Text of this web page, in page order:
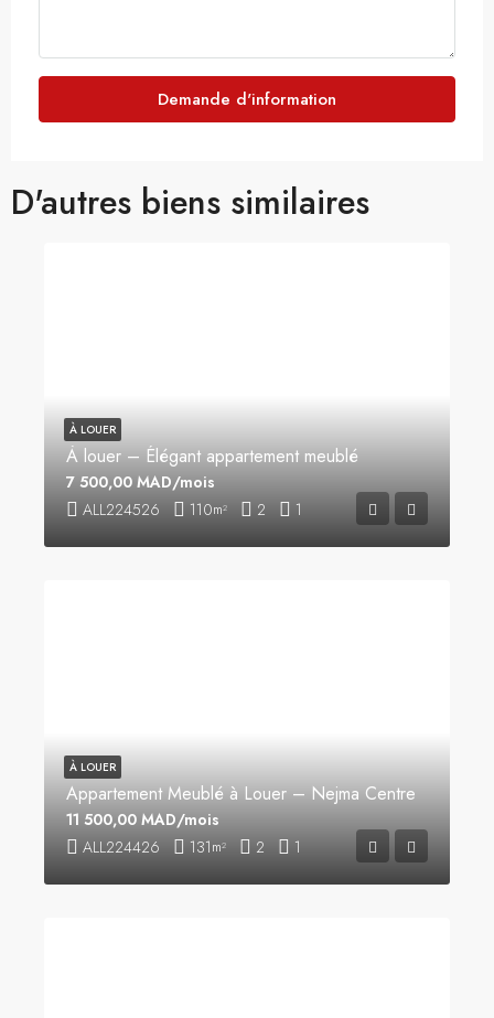
Demande d'information
D'autres biens similaires
À louer – Élégant appartement meublé
ALL224526 110m² 2 1
7 500,00 MAD/mois
À LOUER
Appartement Meublé à Louer – Nejma Centre
ALL224426 131m² 2 1
11 500,00 MAD/mois
À LOUER